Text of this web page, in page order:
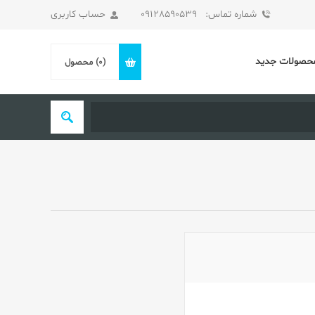
حساب کاربری شماره تماس: 09128590539
جدید (0) محصول